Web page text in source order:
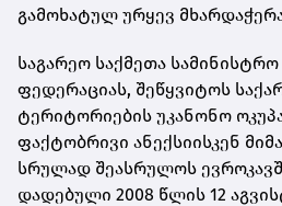
გამოხატულ ურყევ
საგარეო საქმეთა
ფედერაციას, შეწყვიტოს
ტერიტორიების უკანონო
ფაქტობრივი ანექსიისკენ
სრულად შეასრულოს
დადებული 2008 წლის 12